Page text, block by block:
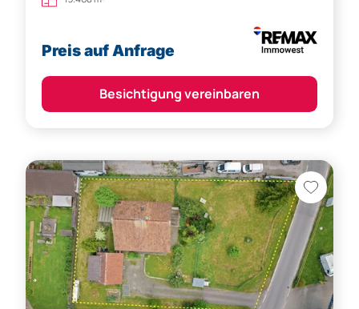
Preis auf Anfrage
Besichtigung vereinbaren